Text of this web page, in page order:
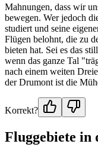
Mahnungen, dass wir
bewegen. Wer jedoch
studiert und seine
Flügen belohnt, die zu
bieten hat. Sei es das
wenn das ganze Tal
nach einem weiten
der Drumont ist die
Korrekt?
Fluggebiete in